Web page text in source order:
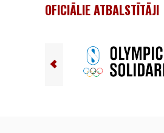
OFICIĀLIE ATBALSTĪTĀJI